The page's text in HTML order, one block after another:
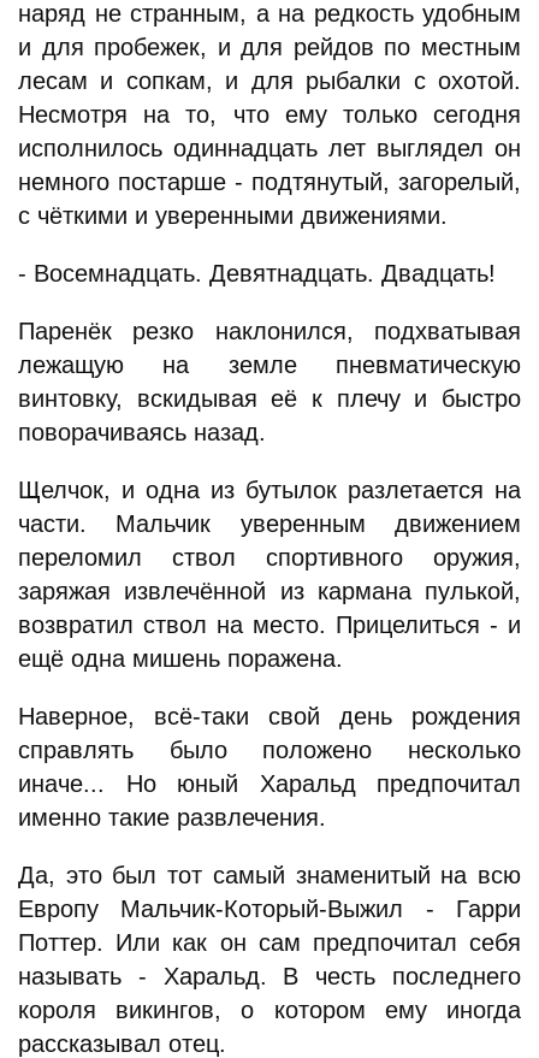
наряд не странным, а на редкость удобным
и для пробежек, и для рейдов по местным
лесам и сопкам, и для рыбалки с охотой.
Несмотря на то, что ему только сегодня
исполнилось одиннадцать лет выглядел он
немного постарше - подтянутый, загорелый,
с чёткими и уверенными движениями.
- Восемнадцать. Девятнадцать. Двадцать!
Паренёк резко наклонился, подхватывая
лежащую на земле пневматическую
винтовку, вскидывая её к плечу и быстро
поворачиваясь назад.
Щелчок, и одна из бутылок разлетается на
части. Мальчик уверенным движением
переломил ствол спортивного оружия,
заряжая извлечённой из кармана пулькой,
возвратил ствол на место. Прицелиться - и
ещё одна мишень поражена.
Наверное, всё-таки свой день рождения
справлять было положено несколько
иначе... Но юный Харальд предпочитал
именно такие развлечения.
Да, это был тот самый знаменитый на всю
Европу Мальчик-Который-Выжил - Гарри
Поттер. Или как он сам предпочитал себя
называть - Харальд. В честь последнего
короля викингов, о котором ему иногда
рассказывал отец.